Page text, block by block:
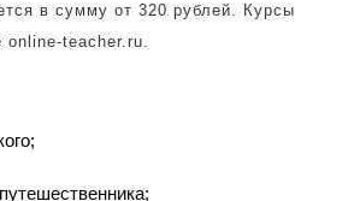
в сумму от 320 рублей. Курсы
online-teacher.ru.